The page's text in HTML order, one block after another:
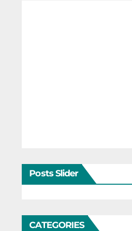
Posts Slider
CATEGORIES